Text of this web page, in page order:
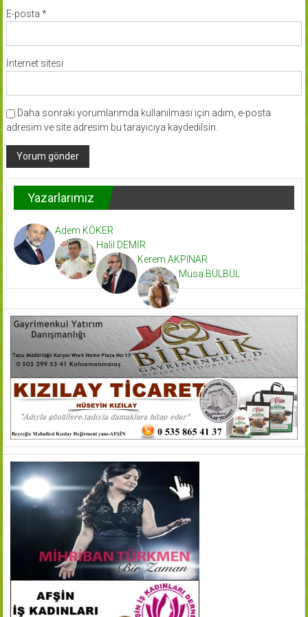
E-posta *
İnternet sitesi
Daha sonraki yorumlarımda kullanılması için adım, e-posta
adresim ve site adresim bu tarayıcıya kaydedilsin.
Yazarlarımız
Adem KÖKER
Halil DEMİR
Kerem AKPINAR
Musa BÜLBÜL